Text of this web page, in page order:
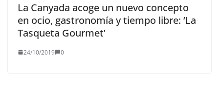
La Canyada acoge un nuevo concepto
en ocio, gastronomía y tiempo libre: ‘La
Tasqueta Gourmet’
24/10/2019 0